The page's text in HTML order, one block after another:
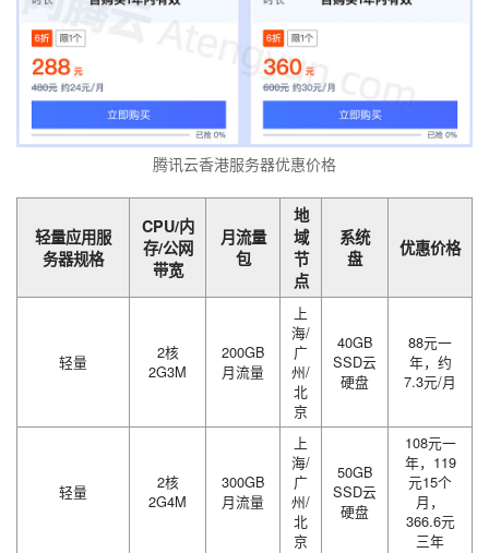
腾讯云香港服务器优惠价格
轻量应用服
务器规格
CPU/内
存/公网
带宽
月流量
包
地
域
节
点
系统
盘
优惠价格
轻量
2核
2G3M
200GB
月流量
上
海/
广
州/
北
京
40GB
SSD云
硬盘
88元一
年，约
7.3元/月
轻量
2核
2G4M
300GB
月流量
上
海/
广
州/
北
京
50GB
SSD云
硬盘
108元一
年，119
元15个
月，
366.6元
三年